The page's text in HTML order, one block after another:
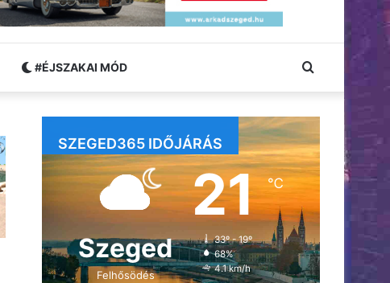
#ÉJSZAKAI MÓD Keresés:
SZEGED365 IDŐJÁRÁS
Szeged
Felhősödés
21℃
33º - 19º
68%
4.1 km/h